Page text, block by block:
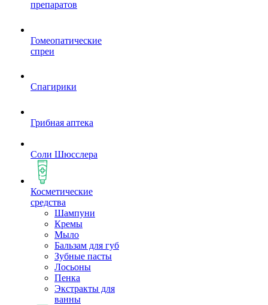
препаратов
Гомеопатические
спреи
Спагирики
Грибная аптека
Соли Шюсслера
Косметические
средства
Шампуни
Кремы
Мыло
Бальзам для губ
Зубные пасты
Лосьоны
Пенка
Экстракты для
ванны